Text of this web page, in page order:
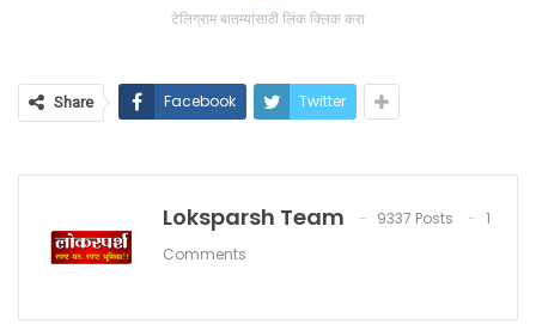
टेलिग्राम बातम्यांसाठी लिंक क्लिक करा
Share Facebook Twitter
Loksparsh Team 9337 Posts
1
Comments